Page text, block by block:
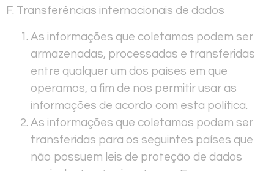
F. Transferências internacionais de dados
As informações que coletamos podem ser
armazenadas, processadas e transferidas
entre qualquer um dos países em que
operamos, a fim de nos permitir usar as
informações de acordo com esta política.
As informações que coletamos podem ser
transferidas para os seguintes países que
não possuem leis de proteção de dados